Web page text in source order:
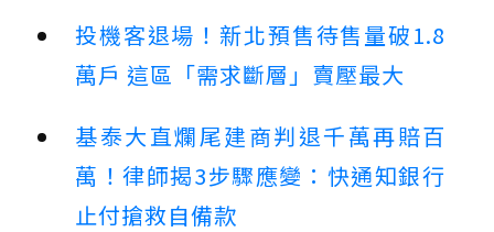
投機客退場！新北預售待售量破1.8
萬戶 這區「需求斷層」賣壓最大
基泰大直爛尾建商判退千萬再賠百
萬！律師揭3步驟應變：快通知銀行
止付搶救自備款